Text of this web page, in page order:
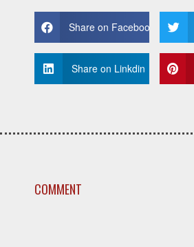
Share on Facebook
Share on Linkdin
COMMENT